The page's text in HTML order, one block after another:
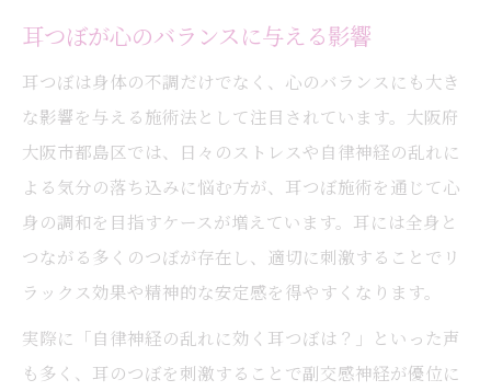
耳ツボマッサージの魅力を知るポイント
大阪で人気の耳つぼ施術の体験談紹介
心に寄り添う耳つぼで前向きな毎日を
前向きな気持ちを支える耳つぼの使い方
耳つぼジュエリーが日常に与える効果
気持ちの切り替えに役立つ耳つぼ施術
耳のマッサージが心の健康に繋がる理由
自信を育む耳つぼ施術の体験を通じて
耳つぼが心のバランスに与える影響
耳つぼは身体の不調だけでなく、心のバランスにも大き
な影響を与える施術法として注目されています。大阪府
大阪市都島区では、日々のストレスや自律神経の乱れに
よる気分の落ち込みに悩む方が、耳つぼ施術を通じて心
身の調和を目指すケースが増えています。耳には全身と
つながる多くのつぼが存在し、適切に刺激することでリ
ラックス効果や精神的な安定感を得やすくなります。
実際に「自律神経の乱れに効く耳つぼは？」といった声
も多く、耳のつぼを刺激することで副交感神経が優位に